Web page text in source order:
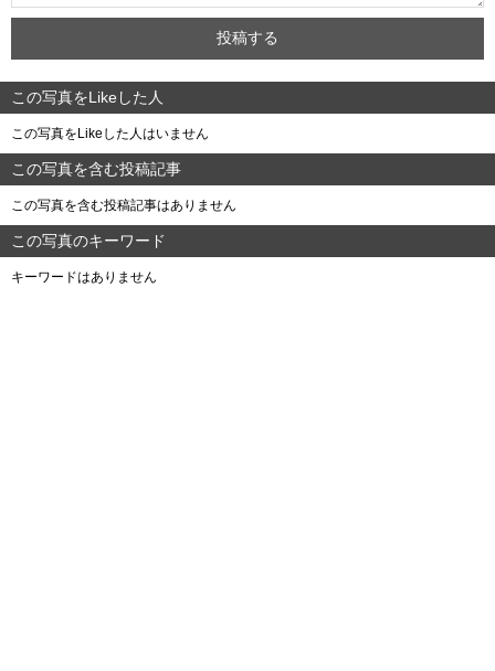
この写真をLikeした人
この写真をLikeした人はいません
この写真を含む投稿記事
この写真を含む投稿記事はありません
この写真のキーワード
キーワードはありません